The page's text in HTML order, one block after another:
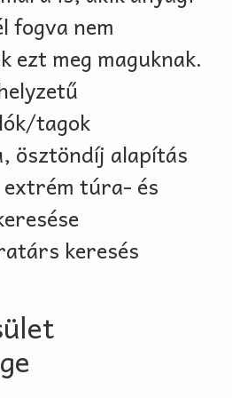
fogva nem
ezt meg maguknak.
tagok
ösztöndíj alapítás
extrém túra- és
keresés